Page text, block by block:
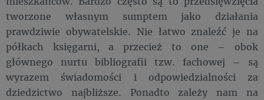
tworzone własnym sumptem jako działania
prawdziwie obywatelskie. Nie łatwo znaleźć je na
półkach księgarni, a przecież to one – obok
głównego nurtu bibliografii tzw. fachowej – są
wyrazem świadomości i odpowiedzialności za
dziedzictwo najbliższe. Ponadto zależy nam na